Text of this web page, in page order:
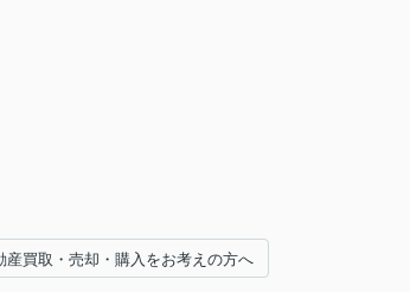
産買取・売却・購入をお考えの方へ